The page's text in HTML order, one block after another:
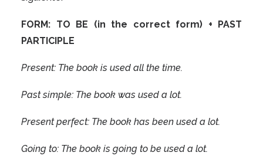
FORM: TO BE (in the correct form) + PAST
PARTICIPLE
Present: The book is used all the time.
Past simple: The book was used a lot.
Present perfect: The book has been used a lot.
Going to: The book is going to be used a lot.